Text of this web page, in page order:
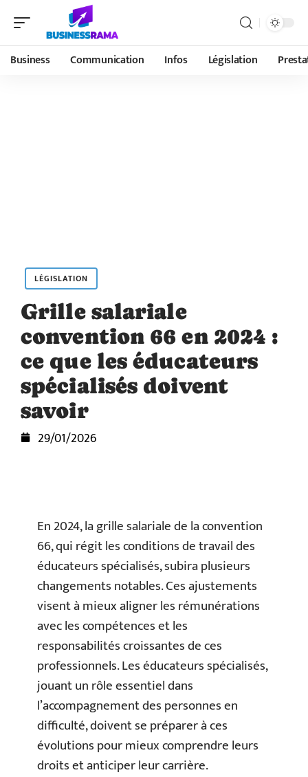
Business Communication Infos Législation
LÉGISLATION
Grille salariale
convention 66 en 2024 :
ce que les éducateurs
spécialisés doivent
savoir
29/01/2026
En 2024, la grille salariale de la convention
66, qui régit les conditions de travail des
éducateurs spécialisés, subira plusieurs
changements notables. Ces ajustements
visent à mieux aligner les rémunérations
avec les compétences et les
responsabilités croissantes de ces
professionnels. Les éducateurs spécialisés,
jouant un rôle essentiel dans
l’accompagnement des personnes en
difficulté, doivent se préparer à ces
évolutions pour mieux comprendre leurs
droits et anticiper leur carrière.